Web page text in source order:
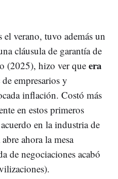
el verano, tuvo además un
cláusula de garantía de
(2025), hizo ver que era
de empresarios y
inflación. Costó más
en estos primeros
en la industria de
ahora la mesa
de negociaciones acabó